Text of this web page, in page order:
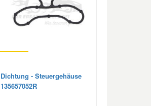
Dichtung - Steuergehäuse
135657052R